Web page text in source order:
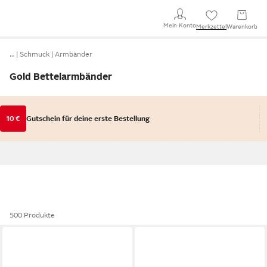
Mein KontoMerkzettel Warenkorb
… Schmuck Armbänder
Gold Bettelarmbänder
10 € Gutschein für deine erste Bestellung
500 Produkte